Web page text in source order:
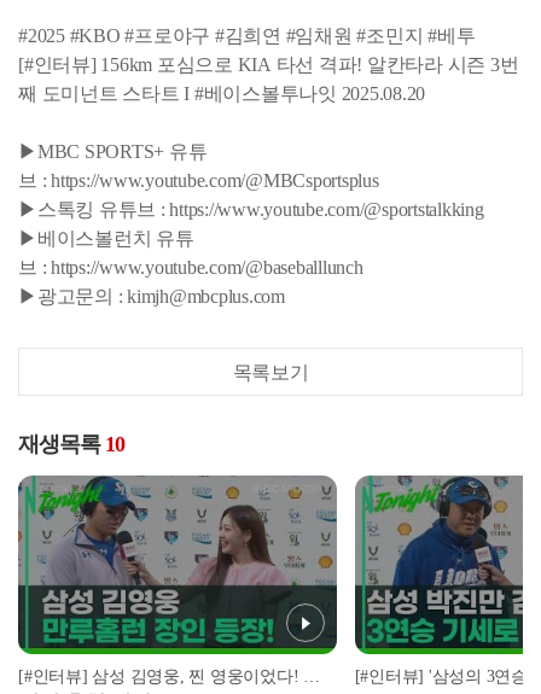
#2025 #KBO #프로야구 #김희연 #임채원 #조민지 #베투
[#인터뷰] 156km 포심으로 KIA 타선 격파! 알칸타라 시즌 3번
째 도미넌트 스타트 I #베이스볼투나잇 2025.08.20
▶MBC SPORTS+ 유튜
브 : https://www.youtube.com/@MBCsportsplus
▶스톡킹 유튜브 : https://www.youtube.com/@sportstalkking
▶베이스볼런치 유튜
브 : https://www.youtube.com/@baseballlunch
▶광고문의 : kimjh@mbcplus.com
목록보기
재생목록 10
[#인터뷰] 삼성 김영웅, 찐 영웅이었다! 통산 두 번째 만루홈런 폭발 I #베이스볼투나잇 2025.03.25